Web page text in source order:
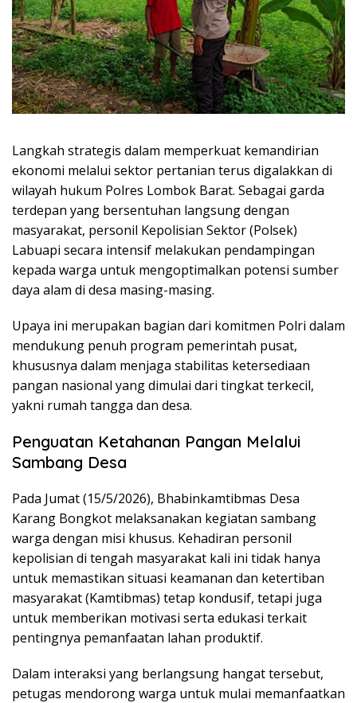
Langkah strategis dalam memperkuat kemandirian
ekonomi melalui sektor pertanian terus digalakkan di
wilayah hukum Polres Lombok Barat. Sebagai garda
terdepan yang bersentuhan langsung dengan
masyarakat, personil Kepolisian Sektor (Polsek)
Labuapi secara intensif melakukan pendampingan
kepada warga untuk mengoptimalkan potensi sumber
daya alam di desa masing-masing.
Upaya ini merupakan bagian dari komitmen Polri dalam
mendukung penuh program pemerintah pusat,
khususnya dalam menjaga stabilitas ketersediaan
pangan nasional yang dimulai dari tingkat terkecil,
yakni rumah tangga dan desa.
Penguatan Ketahanan Pangan Melalui
Sambang Desa
Pada Jumat (15/5/2026), Bhabinkamtibmas Desa
Karang Bongkot melaksanakan kegiatan sambang
warga dengan misi khusus. Kehadiran personil
kepolisian di tengah masyarakat kali ini tidak hanya
untuk memastikan situasi keamanan dan ketertiban
masyarakat (Kamtibmas) tetap kondusif, tetapi juga
untuk memberikan motivasi serta edukasi terkait
pentingnya pemanfaatan lahan produktif.
Dalam interaksi yang berlangsung hangat tersebut,
petugas mendorong warga untuk mulai memanfaatkan